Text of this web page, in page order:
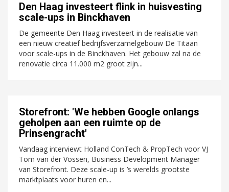
Den Haag investeert flink in huisvesting
scale-ups in Binckhaven
De gemeente Den Haag investeert in de realisatie van
een nieuw creatief bedrijfsverzamelgebouw De Titaan
voor scale-ups in de Binckhaven. Het gebouw zal na de
renovatie circa 11.000 m2 groot zijn...
Storefront: 'We hebben Google onlangs
geholpen aan een ruimte op de
Prinsengracht'
Vandaag interviewt Holland ConTech & PropTech voor VJ
Tom van der Vossen, Business Development Manager
van Storefront. Deze scale-up is ’s werelds grootste
marktplaats voor huren en...